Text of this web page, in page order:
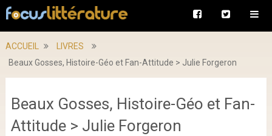
ACCUEIL
LIVRES
Beaux Gosses, Histoire-Géo et Fan-Attitude > Julie Forgeron
Beaux Gosses, Histoire-Géo et Fan-
Attitude > Julie Forgeron